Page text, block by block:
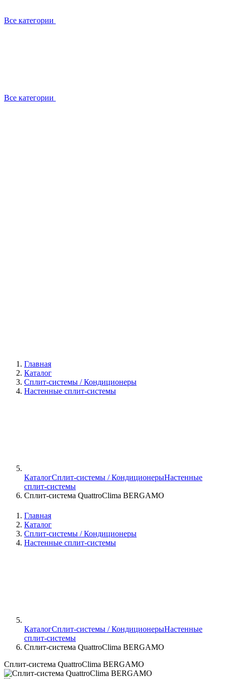
Все категории
Все категории
Главная
Каталог
Сплит-системы / Кондиционеры
Настенные сплит-системы
КаталогСплит-системы / КондиционерыНастенные
сплит-системы
Сплит-система QuattroClima BERGAMO
Главная
Каталог
Сплит-системы / Кондиционеры
Настенные сплит-системы
КаталогСплит-системы / КондиционерыНастенные
сплит-системы
Сплит-система QuattroClima BERGAMO
Сплит-система QuattroClima BERGAMO